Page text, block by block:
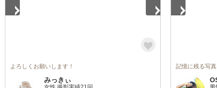
よろしくお願いします！
みっきぃ
記憶に残る写